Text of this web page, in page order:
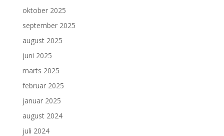
oktober 2025
september 2025
august 2025
juni 2025
marts 2025
februar 2025
januar 2025
august 2024
juli 2024